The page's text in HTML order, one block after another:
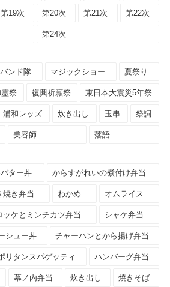
第19次 第20次 第21次 第22次
第24次
ンド隊 マジックショー 夏祭り
祭 復興祈願祭 東日本大震災5年祭
浦和レッズ 炊き出し 玉串 祭詞
美容師 落語
ター丼 からすがれいの煮付け弁当
焼き弁当 わかめ オムライス
ッケとミンチカツ弁当 シャケ弁当
シュー丼 チャーハンとから揚げ弁当
リタンスパゲッティ ハンバーグ弁当
幕ノ内弁当 炊き出し 焼きそば